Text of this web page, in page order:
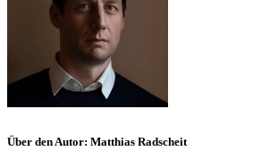
Über den Autor: Matthias Radscheit